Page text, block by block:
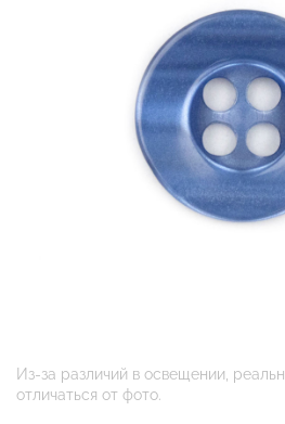
Из-за различий в освещении,
отличаться от фото.